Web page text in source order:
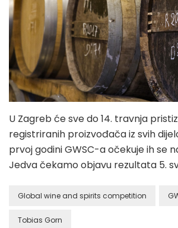
U Zagreb će sve do 14. travnja
registriranih proizvođača iz svih
prvoj godini GWSC-a očekuje ih se
Jedva čekamo objavu rezultata 5.
Global wine and spirits competition
Tobias Gorn